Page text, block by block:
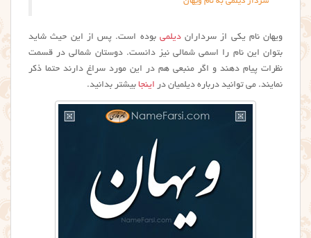
ویهان نام یکی از سرداراندیلمی بوده است. پس از این حیث شاید
بتوان این نام را اسمی شمالی نیز دانست. دوستان شمالی در قسمت
نظرات پیام دهند و اگر منبعی هم در این مورد سراغ دارند حتما ذکر
نمایند. می توانید درباره دیلمیان در اینجا بیشتر بدانید.